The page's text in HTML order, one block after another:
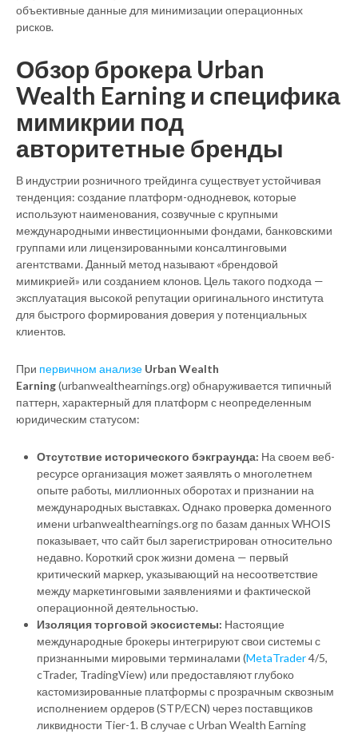
объективные данные для минимизации операционных
рисков.
Обзор брокера Urban
Wealth Earning и специфика
мимикрии под
авторитетные бренды
В индустрии розничного трейдинга существует устойчивая
тенденция: создание платформ-однодневок, которые
используют наименования, созвучные с крупными
международными инвестиционными фондами, банковскими
группами или лицензированными консалтинговыми
агентствами. Данный метод называют «брендовой
мимикрией» или созданием клонов. Цель такого подхода —
эксплуатация высокой репутации оригинального института
для быстрого формирования доверия у потенциальных
клиентов.
При первичном анализе Urban Wealth
Earning(urbanwealthearnings.org) обнаруживается типичный
паттерн, характерный для платформ с неопределенным
юридическим статусом:
Отсутствие исторического бэкграунда: На своем веб-
ресурсе организация может заявлять о многолетнем
опыте работы, миллионных оборотах и признании на
международных выставках. Однако проверка доменного
имени urbanwealthearnings.org по базам данных WHOIS
показывает, что сайт был зарегистрирован относительно
недавно. Короткий срок жизни домена — первый
критический маркер, указывающий на несоответствие
между маркетинговыми заявлениями и фактической
операционной деятельностью.
Изоляция торговой экосистемы: Настоящие
международные брокеры интегрируют свои системы с
признанными мировыми терминалами (MetaTrader4/5,
cTrader, TradingView) или предоставляют глубоко
кастомизированные платформы с прозрачным сквозным
исполнением ордеров (STP/ECN) через поставщиков
ликвидности Tier-1. В случае с Urban Wealth Earning